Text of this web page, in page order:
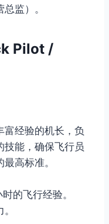
监）。
Pilot /
富经验的机长，负
技能，确保飞行员
高标准。
的飞行经验。